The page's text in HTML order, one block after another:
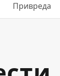
Привреда